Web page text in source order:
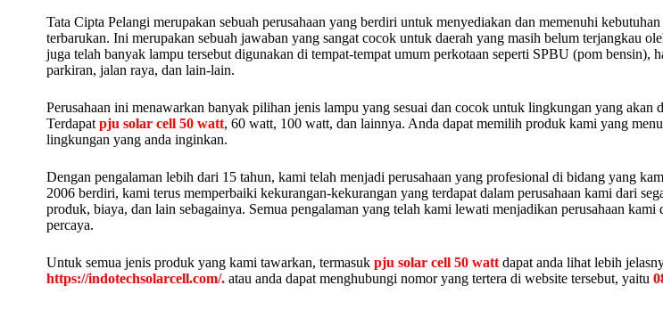
Tata Cipta Pelangi merupakan sebuah perusahaan yang berdiri untuk menyediakan dan memenuhi
terbarukan. Ini merupakan sebuah jawaban yang sangat cocok untuk daerah yang masih belum terjangkau
juga telah banyak lampu tersebut digunakan di tempat-tempat umum perkotaan seperti SPBU (pom bensin),
parkiran, jalan raya, dan lain-lain.
Perusahaan ini menawarkan banyak pilihan jenis lampu yang sesuai dan cocok untuk lingkungan yang akan
Terdapat pju solar cell 50 watt, 60 watt, 100 watt, dan lainnya. Anda dapat memilih produk kami yang
lingkungan yang anda inginkan.
Dengan pengalaman lebih dari 15 tahun, kami telah menjadi perusahaan yang profesional di bidang yang
2006 berdiri, kami terus memperbaiki kekurangan-kekurangan yang terdapat dalam perusahaan kami dari
produk, biaya, dan lain sebagainya. Semua pengalaman yang telah kami lewati menjadikan perusahaan kami
percaya.
Untuk semua jenis produk yang kami tawarkan, termasuk pju solar cell 50 watt dapat anda lihat lebih
https://indotechsolarcell.com/. atau anda dapat menghubungi nomor yang tertera di website tersebut, yaitu